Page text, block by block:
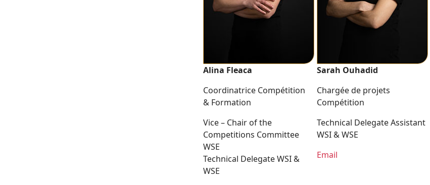
Alina Fleaca
Coordinatrice Compétition
& Formation
Vice – Chair of the
Competitions Committee
WSE
Technical Delegate WSI &
WSE
Sarah Ouhadid
Chargée de projets
Compétition
Technical Delegate Assistant
WSI & WSE
Email